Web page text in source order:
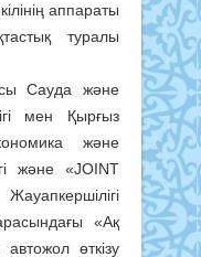
аппараты
туралы
Сауда және
мен Қырғыз
және
және «JOINT
арасындағы «Ақ
өткізу